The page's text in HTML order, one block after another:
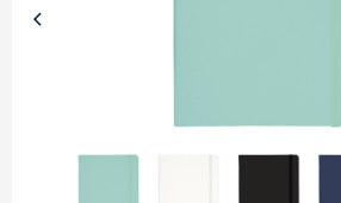
目的・シーンから探す